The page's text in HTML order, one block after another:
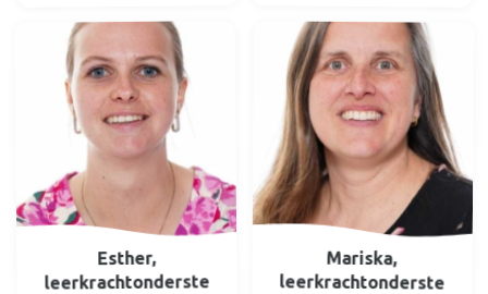
Esther,
leerkrachtonderste
Mariska,
leerkrachtonderste